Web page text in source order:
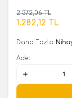
2.372,06TL
1.282,12 TL
Daha Fazla
Adet